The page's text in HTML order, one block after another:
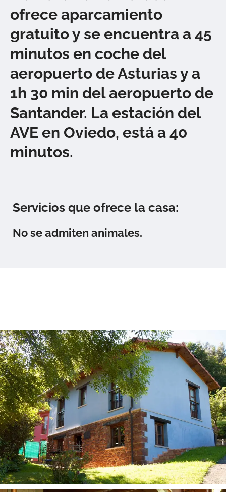
ofrece aparcamiento
gratuito y se encuentra a 45
minutos en coche del
aeropuerto de Asturias y a
1h 30 min del aeropuerto de
Santander. La estación del
AVE en Oviedo, está a 40
minutos.
Servicios que ofrece la casa:
No se admiten animales.